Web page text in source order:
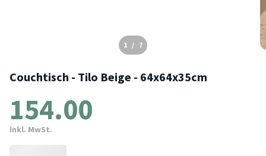
1 / 7
Couchtisch - Tilo Beige - 64x64x35cm
154.00
Inkl. MwSt.